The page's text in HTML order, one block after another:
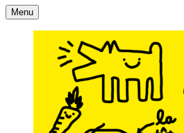
Accueil
Menu Contact